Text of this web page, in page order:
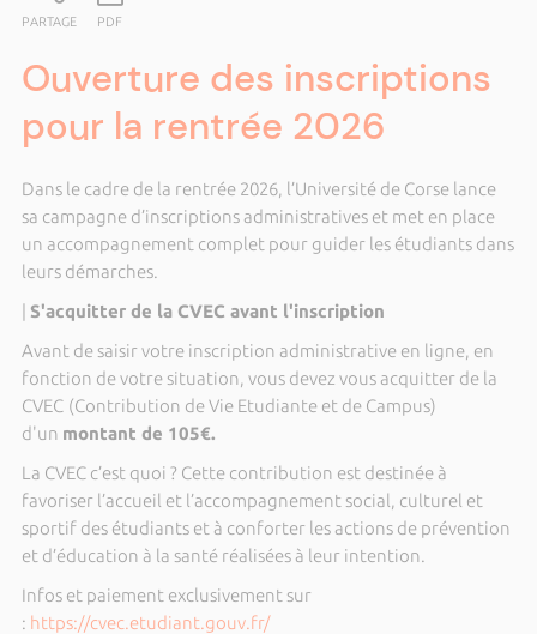
PARTAGE PDF
Ouverture des inscriptions
pour la rentrée 2026
Dans le cadre de la rentrée 2026, l’Université de Corse lance
sa campagne d’inscriptions administratives et met en place
un accompagnement complet pour guider les étudiants dans
leurs démarches.
S'acquitter de la CVEC avant l'inscription
Avant de saisir votre inscription administrative en ligne, en
fonction de votre situation, vous devez vous acquitter de la
CVEC (Contribution de Vie Etudiante et de Campus)
d'un montant de 105€.
La CVEC c’est quoi ? Cette contribution est destinée à
favoriser l’accueil et l’accompagnement social, culturel et
sportif des étudiants et à conforter les actions de prévention
et d’éducation à la santé réalisées à leur intention.
Infos et paiement exclusivement sur
: https://cvec.etudiant.gouv.fr/